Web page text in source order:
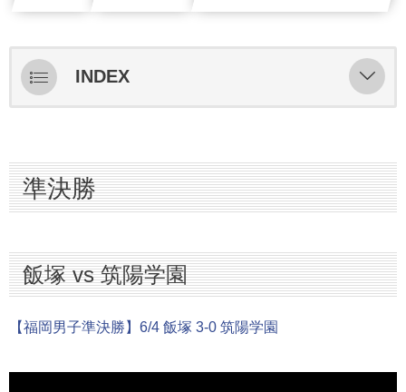
INDEX
東海大福岡 vs 九国大付
九国大付 vs 福大若葉
高陵 vs 飯塚
東福岡 vs 東海大福岡
希望が丘 vs 筑陽学園
準決勝
飯塚 vs 筑陽学園
【福岡男子準決勝】6/4 飯塚 3-0 筑陽学園